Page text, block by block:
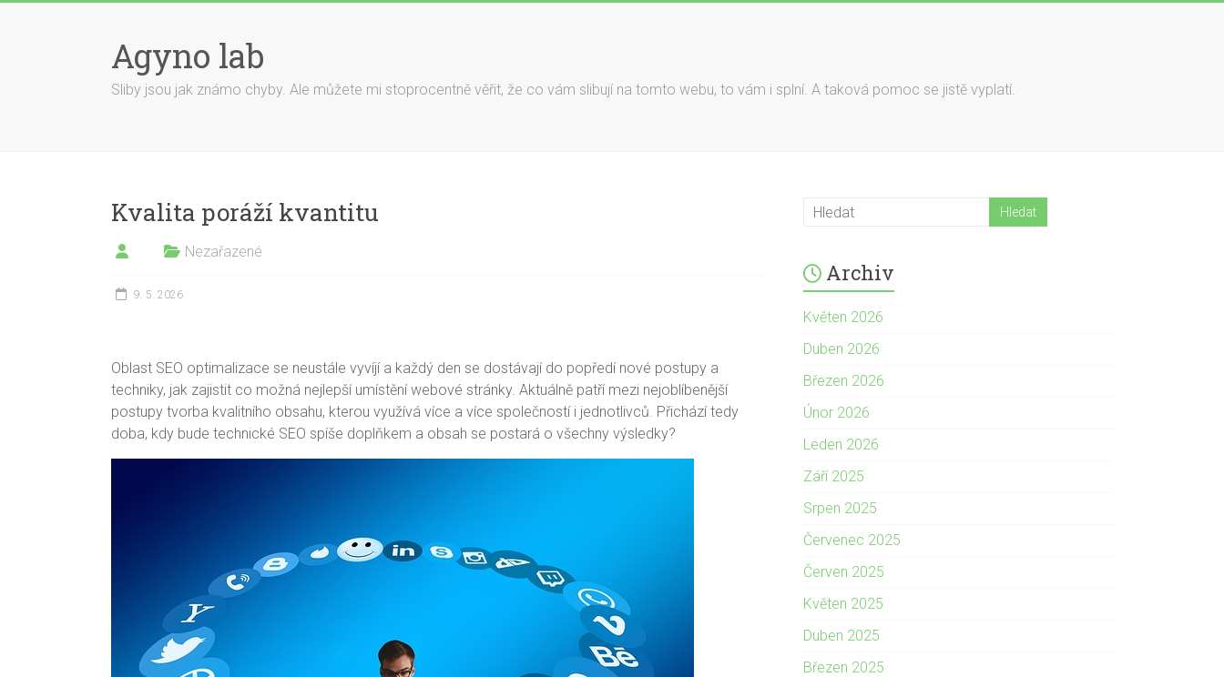
Agyno lab
Sliby jsou jak známo chyby. Ale můžete mi stoprocentně věřit, že co vám slibují na tomto webu, to vám i splní. A taková pomoc se jistě vyplatí.
Kvalita poráží kvantitu
Nezařazené
9. 5. 2026
Oblast SEO optimalizace se neustále vyvíjí a každý den se dostávají do popředí nové postupy a
techniky, jak zajistit co možná nejlepší umístění webové stránky. Aktuálně patří mezi nejoblíbenější
postupy tvorba kvalitního obsahu, kterou využívá více a více společností i jednotlivců. Přichází tedy
doba, kdy bude technické SEO spíše doplňkem a obsah se postará o všechny výsledky?
Archiv
Květen 2026
Duben 2026
Březen 2026
Únor 2026
Leden 2026
Září 2025
Srpen 2025
Červenec 2025
Červen 2025
Květen 2025
Duben 2025
Březen 2025